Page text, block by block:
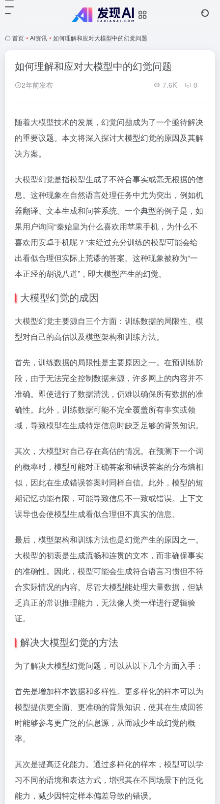
首页 • AI资讯 • 如何理解和应对大模型中的幻觉问题
如何理解和应对大模型中的幻觉问题
2年前发布 7.6K 0
随着大模型技术的发展，幻觉问题成为了一个亟待解决
的重要议题。本文将深入探讨大模型幻觉的原因及其解
决方案。
大模型幻觉是指模型生成了不符合事实或毫无根据的信
息。这种现象在自然语言处理任务中尤为突出，例如机
器翻译、文本生成和问答系统。一个典型的例子是，如
果用户询问“秦始皇为什么喜欢用苹果手机，为什么不
喜欢用安卓手机呢？”未经过充分训练的模型可能会给
出看似合理但实际上荒谬的答案。这种现象被称为“一
本正经的胡说八道”，即大模型产生的幻觉。
大模型幻觉的成因
大模型幻觉主要源自三个方面：训练数据的局限性、模
型对自己的高估以及模型架构和训练方法。
首先，训练数据的局限性是主要原因之一。在预训练阶
段，由于无法完全控制数据来源，许多网上的内容并不
准确。即使进行了数据清洗，仍难以确保所有数据的准
确性。此外，训练数据可能不完全覆盖所有事实或领
域，导致模型在生成特定信息时缺乏足够的背景知识。
其次，大模型对自己存在高估的情况。在预测下一个词
的概率时，模型可能对正确答案和错误答案的分布熵相
似，因此在生成错误答案时同样自信。此外，模型的短
期记忆功能有限，可能导致信息不一致或错误。上下文
误导也会使模型生成看似合理但不真实的信息。
最后，模型架构和训练方法也是幻觉产生的原因之一。
大模型的初衷是生成流畅和连贯的文本，而非确保事实
的准确性。因此，模型可能会生成符合语言习惯但不符
合实际情况的内容。尽管大模型能处理大量数据，但缺
乏真正的常识推理能力，无法像人类一样进行逻辑验
证。
解决大模型幻觉的方法
为了解决大模型幻觉问题，可以从以下几个方面入手：
首先是增加样本数据和多样性。更多样化的样本可以为
模型提供更全面、更准确的背景知识，使其在生成回答
时能够参考更广泛的信息源，从而减少生成幻觉的概
率。
其次是提高泛化能力。通过多样化的样本，模型可以学
习不同的语境和表达方式，增强其在不同场景下的泛化
能力，减少因特定样本偏差导致的错误。